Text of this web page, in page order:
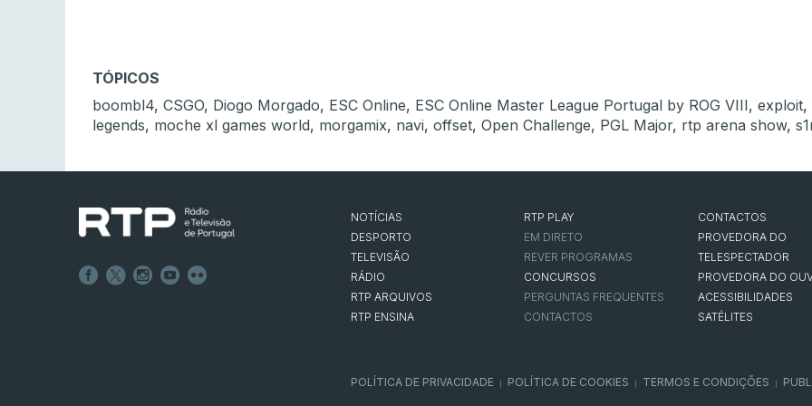
TÓPICOS
boombl4, CSGO, Diogo Morgado, ESC Online, ESC Online Master League Portugal by ROG VIII, exploit,
legends, moche xl games world, morgamix, navi, offset, Open Challenge, PGL Major, rtp arena show,
NOTÍCIAS
DESPORTO
TELEVISÃO
RÁDIO
RTP ARQUIVOS
RTP ENSINA
RTP PLAY
EM DIRETO
REVER PROGRAMAS
CONCURSOS
PERGUNTAS FREQUENTES
CONTACTOS
CONTACTOS
PROVEDORA DO
TELESPECTADOR
PROVEDORA DO
ACESSIBILIDADES
SATÉLITES
POLÍTICA DE PRIVACIDADE POLÍTICA DE COOKIES TERMOS E CONDIÇÕES